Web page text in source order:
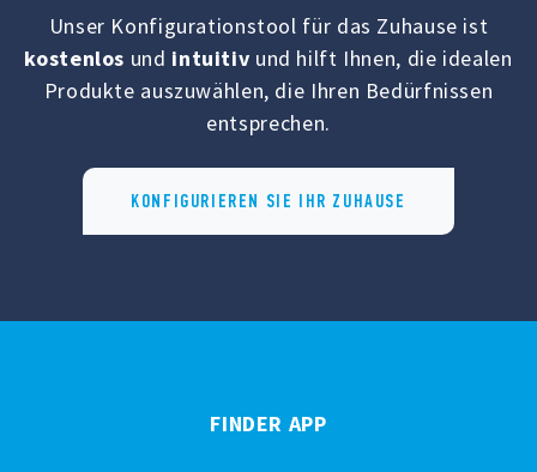
Unser Konfigurationstool für das Zuhause ist
kostenlos und intuitiv und hilft Ihnen, die idealen
Produkte auszuwählen, die Ihren Bedürfnissen
entsprechen.
KONFIGURIEREN SIE IHR ZUHAUSE
FINDER APP